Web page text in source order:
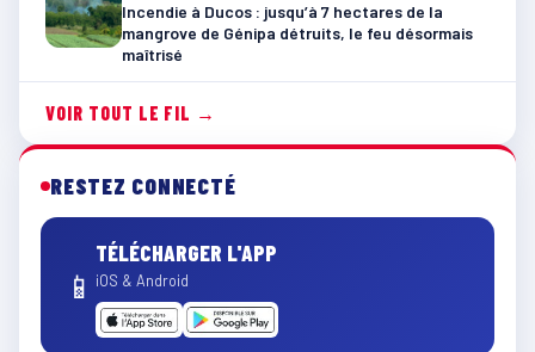
Incendie à Ducos : jusqu’à 7 hectares de la
mangrove de Génipa détruits, le feu désormais
maîtrisé
VOIR TOUT LE FIL →
RESTEZ CONNECTÉ
📱
TÉLÉCHARGER L'APP
iOS & Android